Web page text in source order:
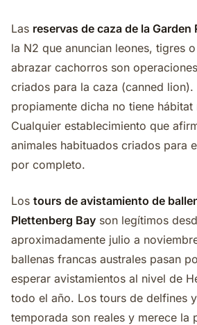
Las reservas de caza de la Garden
la N2 que anuncian leones, tigres
abrazar cachorros son
criados para la caza (canned lion).
propiamente dicha no tiene hábitat
Cualquier establecimiento que
animales habituados criados para
por completo.
Los tours de avistamiento de
Plettenberg Bay son legítimos
aproximadamente julio a
ballenas francas australes pasan
esperar avistamientos al nivel de
todo el año. Los tours de delfines
temporada son reales y merece la